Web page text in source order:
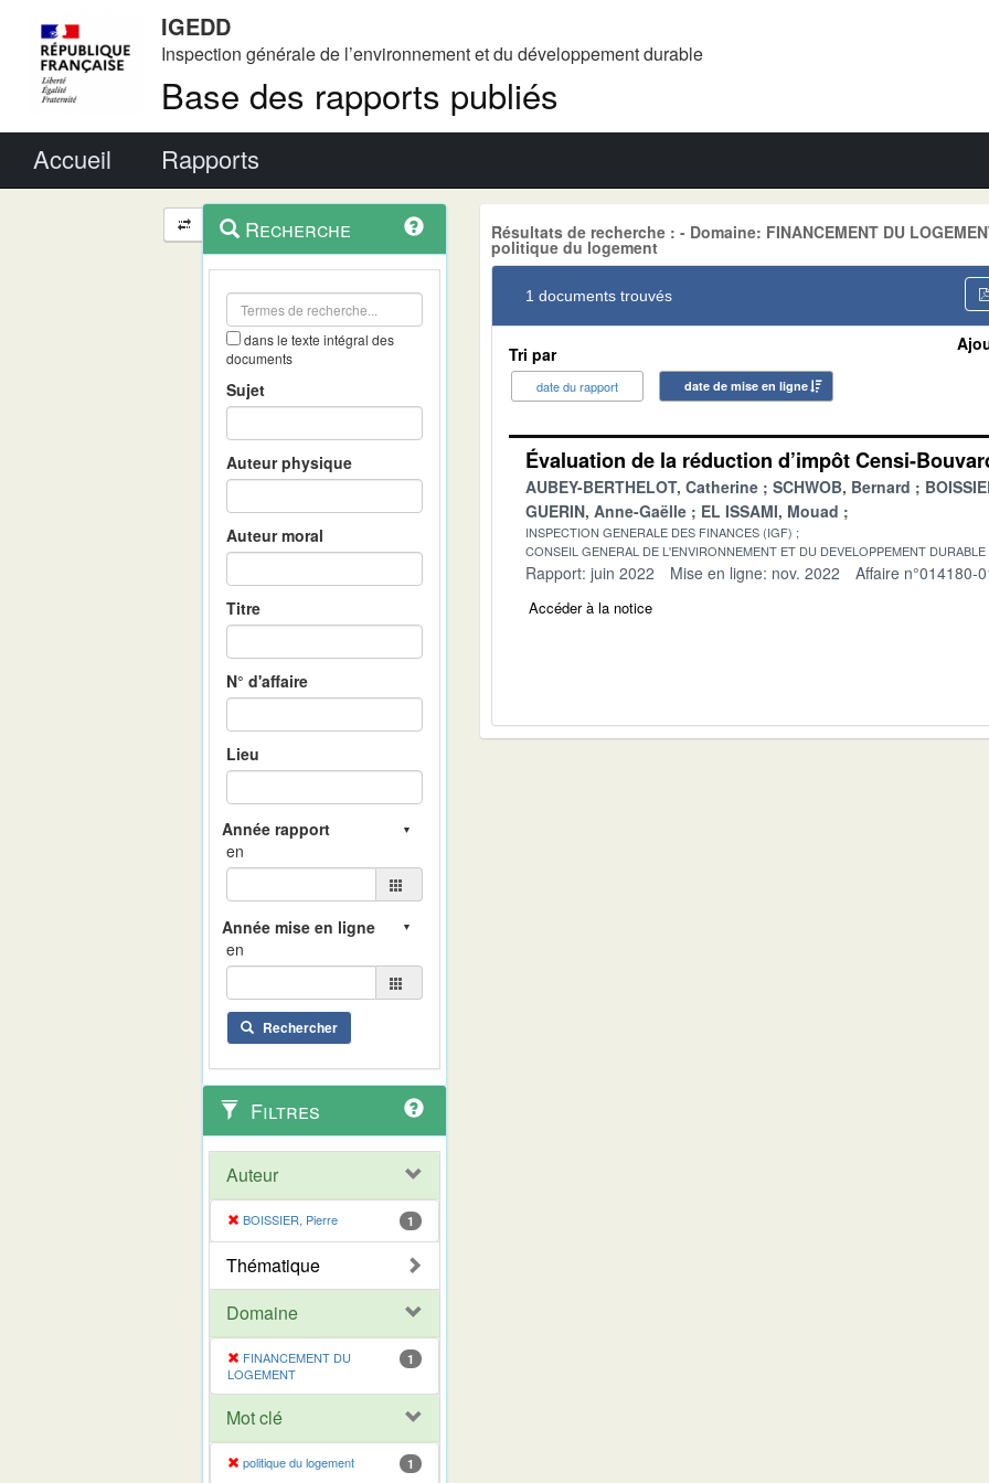
IGEDD
Inspection générale de l’environnement et du développement durable
Base des rapports publiés
Accueil Rapports
Navigation
et
outils
contextuel
Recherche
dans le texte intégral des
documents
Sujet
Auteur physique
Auteur moral
Titre
N° d'affaire
Lieu
en
en
Rechercher
Filtres
Auteur
BOISSIER, Pierre 1
Thématique
Domaine
FINANCEMENT DU
LOGEMENT
1
Mot clé
politique du logement 1
Résultats de recherche : - Domaine: FINANCEMENT DU
politique du logement
1 documents trouvés
Tri par
date du rapport date de mise en ligne
Évaluation de la réduction d’impôt Censi-
AUBEY-BERTHELOT, Catherine SCHWOB, Bernard
GUERIN, Anne-Gaëlle
EL ISSAMI, Mouad
INSPECTION GENERALE DES FINANCES (IGF)
CONSEIL GENERAL DE L'ENVIRONNEMENT ET DU DEVELOPPEMENT
Rapport: juin 2022 Mise en ligne: nov. 2022 Affaire n°014180-
Accéder à la notice